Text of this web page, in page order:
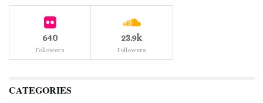
640
Followers
23.9k
Followers
CATEGORIES